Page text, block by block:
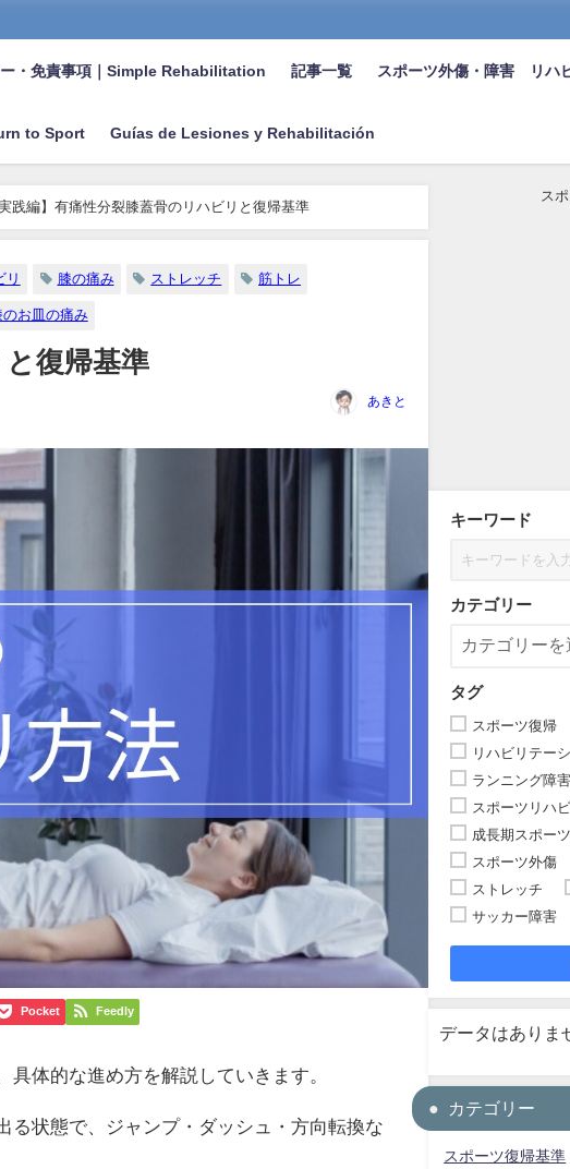
ー・免責事項｜Simple Rehabilitation 記事一覧 スポーツ外傷・障害 リハ
to Sport Guías de Lesiones y Rehabilitación
実践編】有痛性分裂膝蓋骨のリハビリと復帰基準
リ 膝の痛み ストレッチ 筋トレ
のお皿の痛み
と復帰基準
あきと
Pocket Feedly
具体的な進め方を解説していきます。
る状態で、ジャンプ・ダッシュ・方向転換な
ス
キーワード
カテゴリー
タグ
スポーツ復帰
リハビリテー
ランニング障害
スポーツリハ
成長期スポー
スポーツ外傷
ストレッチ
サッカー障害
データはありま
カテゴリー
スポーツ復帰基準